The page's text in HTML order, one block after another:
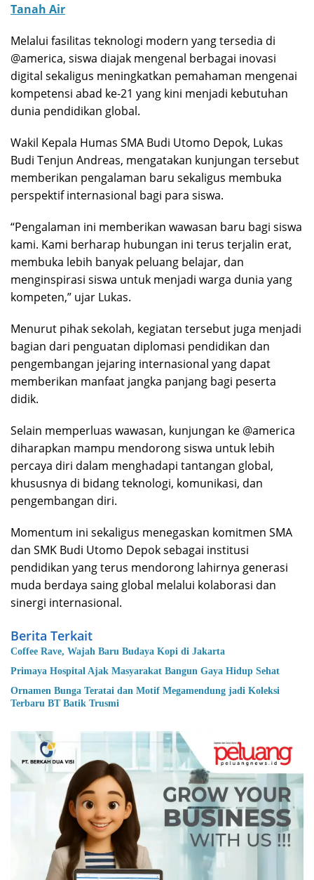
Tanah Air
Melalui fasilitas teknologi modern yang tersedia di
@america, siswa diajak mengenal berbagai inovasi
digital sekaligus meningkatkan pemahaman mengenai
kompetensi abad ke-21 yang kini menjadi kebutuhan
dunia pendidikan global.
Wakil Kepala Humas SMA Budi Utomo Depok, Lukas
Budi Tenjun Andreas, mengatakan kunjungan tersebut
memberikan pengalaman baru sekaligus membuka
perspektif internasional bagi para siswa.
“Pengalaman ini memberikan wawasan baru bagi siswa
kami. Kami berharap hubungan ini terus terjalin erat,
membuka lebih banyak peluang belajar, dan
menginspirasi siswa untuk menjadi warga dunia yang
kompeten,” ujar Lukas.
Menurut pihak sekolah, kegiatan tersebut juga menjadi
bagian dari penguatan diplomasi pendidikan dan
pengembangan jejaring internasional yang dapat
memberikan manfaat jangka panjang bagi peserta
didik.
Selain memperluas wawasan, kunjungan ke @america
diharapkan mampu mendorong siswa untuk lebih
percaya diri dalam menghadapi tantangan global,
khususnya di bidang teknologi, komunikasi, dan
pengembangan diri.
Momentum ini sekaligus menegaskan komitmen SMA
dan SMK Budi Utomo Depok sebagai institusi
pendidikan yang terus mendorong lahirnya generasi
muda berdaya saing global melalui kolaborasi dan
sinergi internasional.
Berita Terkait
Coffee Rave, Wajah Baru Budaya Kopi di Jakarta
Primaya Hospital Ajak Masyarakat Bangun Gaya Hidup Sehat
Ornamen Bunga Teratai dan Motif Megamendung jadi Koleksi
Terbaru BT Batik Trusmi